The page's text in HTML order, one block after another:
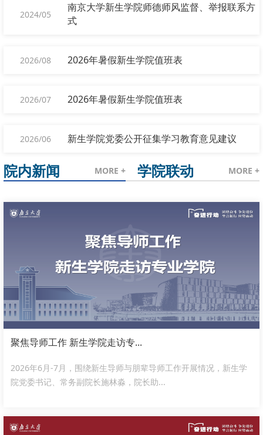
2024/05
南京大学新生学院师德师风监督、举报联系方
式
2026/08 2026年暑假新生学院值班表
2026/07 2026年暑假新生学院值班表
2026/06 新生学院党委公开征集学习教育意见建议
院内新闻 MORE + 学院联动 MORE +
聚焦导师工作 新生学院走访专...
2026年6月-7月，围绕新生导师与朋辈导师工作开展情况，新生学
院党委书记、常务副院长施林淼，院长助...